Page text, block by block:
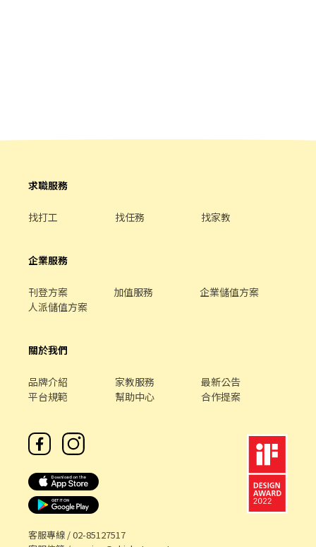
求職服務
找打工 找任務 找家教
企業服務
刊登方案 加值服務
企業儲值方案
人派儲值方案
關於我們
品牌介紹 家教服務
最新公告
平台規範
幫助中心 合作提案
客服專線 /02-85127517